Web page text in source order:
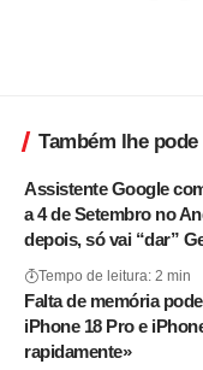
Também lhe
Assistente Google
a 4 de Setembro no
depois, só vai “dar”
Tempo de leitura: 2 min
Falta de memória
iPhone 18 Pro e
rapidamente»